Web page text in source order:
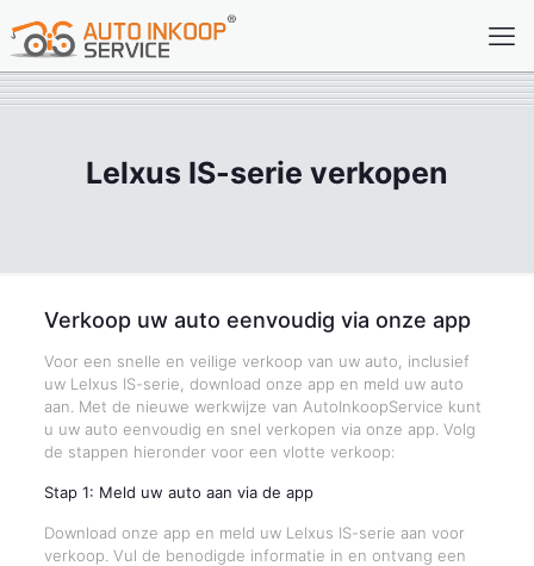
Lelxus IS-serie verkopen
Verkoop uw auto eenvoudig via onze app
Voor een snelle en veilige verkoop van uw auto, inclusief
uw Lelxus IS-serie, download onze app en meld uw auto
aan. Met de nieuwe werkwijze van AutoInkoopService kunt
u uw auto eenvoudig en snel verkopen via onze app. Volg
de stappen hieronder voor een vlotte verkoop:
Stap 1: Meld uw auto aan via de app
Download onze app en meld uw Lelxus IS-serie aan voor
verkoop. Vul de benodigde informatie in en ontvang een